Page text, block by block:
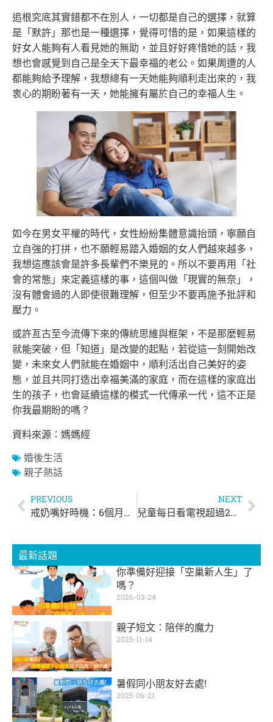
追根究底其實錯都不在別人，一切都是自己的選擇，就算
是「默許」那也是一種選擇，覺得可惜的是，如果這樣的
好女人能夠有人看見她的無助，並且好好疼惜她的話，我
想也會感覺到自己是全天下最幸福的老公。如果周遭的人
都能夠給予理解，我想總有一天她能夠順利走出來的，我
衷心的期盼著有一天，她能擁有屬於自己的幸福人生。
如今在男女平權的時代，女性紛紛集體意識抬頭，寧願自
立自強的打拼，也不願輕易踏入婚姻的女人們越來越多，
我想這應該會是許多長輩們不樂見的。所以不要再用「社
會的常態」來定義這樣的事，這個叫做「現實的無奈」，
沒有體會過的人即使很難理解，但至少不要再施予批評和
壓力。
或許亙古至今流傳下來的傳統思維與框架，不是那麼輕易
就能突破，但「知道」是改變的起點，若從這一刻開始改
變，未來女人們就能在婚姻中，順利活出自己美好的姿
態，並且共同打造出幸福美滿的家庭，而在這樣的家庭出
生的孩子，也會延續這樣的模式一代傳承一代，這不正是
你我最期盼的嗎？
資料來源：媽媽經
婚後生活
親子熱話
PREVIOUS
戒奶嘴好時機：6個月～1歲半
NEXT
兒童每日看電視超過2小時 肥胖風險加倍
最新話題
你準備好迎接「空巢新人生」了
嗎？
2026-03-24
親子短文：陪伴的魔力
2025-11-14
暑假同小朋友好去處!
2025-06-21